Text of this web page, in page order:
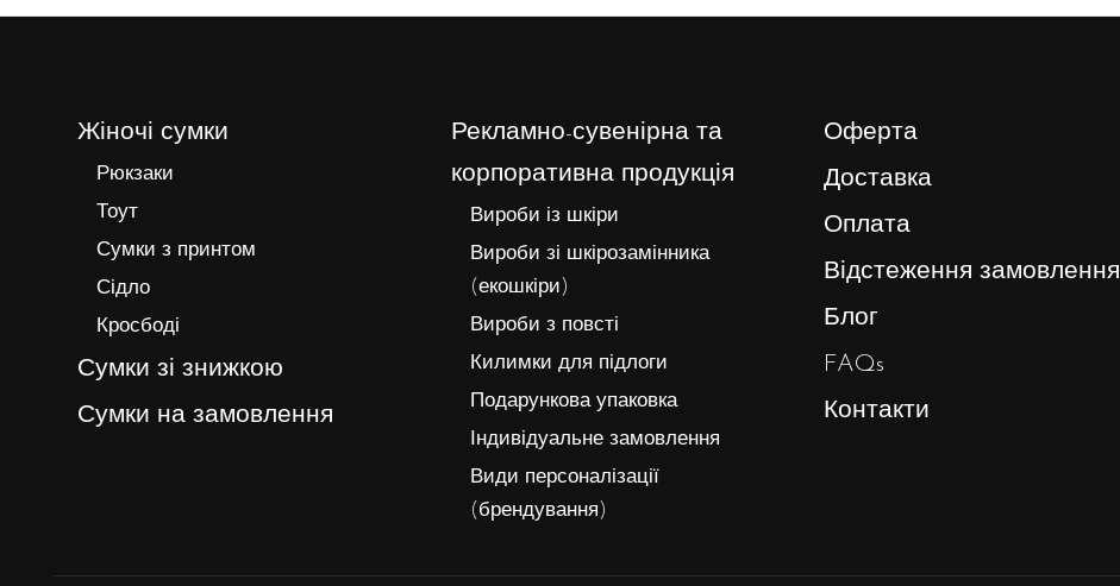
Жіночі сумки
Рюкзаки
Тоут
Сумки з принтом
Сідло
Кросбоді
Сумки зі знижкою
Сумки на замовлення
Рекламно-сувенірна та
корпоративна продукція
Вироби із шкіри
Вироби зі шкірозамінника
(екошкіри)
Вироби з повсті
Килимки для підлоги
Подарункова упаковка
Індивідуальне замовлення
Види персоналізації
(брендування)
Оферта
Доставка
Оплата
Відстеження замовлення
Блог
FAQs
Контакти